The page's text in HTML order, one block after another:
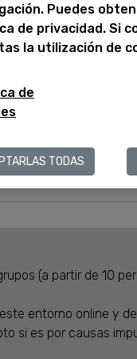
los públicos
Museu de
los públicos
(a partir de 10
entorno online y
si es por causas
Puedes
de privacidad. Si
la utilización de
de
TODAS